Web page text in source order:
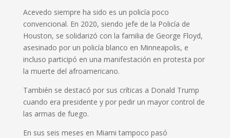
Acevedo siempre ha sido es un policía poco
convencional. En 2020, siendo jefe de la Policía de
Houston, se solidarizó con la familia de George Floyd,
asesinado por un policía blanco en Minneapolis, e
incluso participó en una manifestación en protesta por
la muerte del afroamericano.
También se destacó por sus críticas a Donald Trump
cuando era presidente y por pedir un mayor control de
las armas de fuego.
En sus seis meses en Miami tampoco pasó